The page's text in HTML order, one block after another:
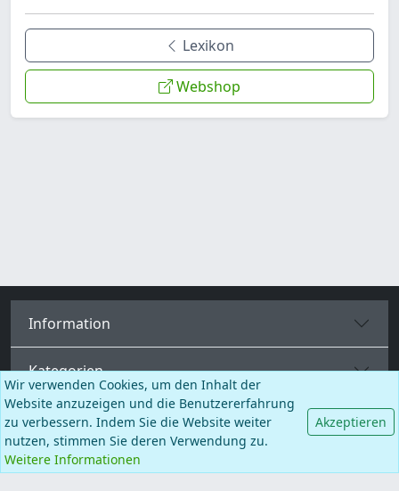
Lexikon
Webshop
Information
Kategorien
Mehr Seiten
Wir verwenden Cookies, um den Inhalt der
Website anzuzeigen und die Benutzererfahrung
zu verbessern. Indem Sie die Website weiter
nutzen, stimmen Sie deren Verwendung zu.
Weitere Informationen
Akzeptieren